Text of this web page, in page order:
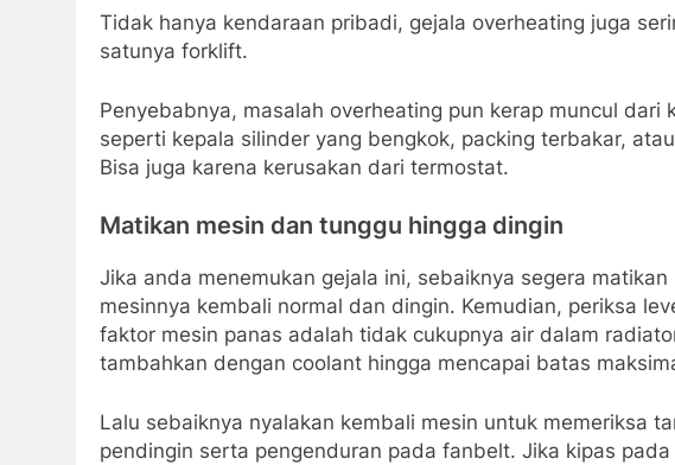
Tidak hanya kendaraan pribadi, gejala overheating juga
satunya forklift.
Penyebabnya, masalah overheating pun kerap muncul dari
seperti kepala silinder yang bengkok, packing terbakar,
Bisa juga karena kerusakan dari termostat.
Matikan mesin dan tunggu hingga dingin
Jika anda menemukan gejala ini, sebaiknya segera
mesinnya kembali normal dan dingin. Kemudian, periksa
faktor mesin panas adalah tidak cukupnya air dalam
tambahkan dengan coolant hingga mencapai batas
Lalu sebaiknya nyalakan kembali mesin untuk memeriksa
pendingin serta pengenduran pada fanbelt. Jika kipas